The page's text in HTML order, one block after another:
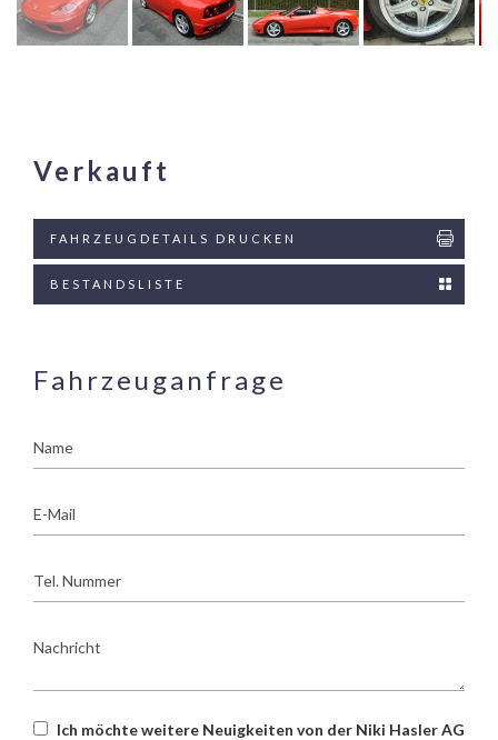
Verkauft
FAHRZEUGDETAILS DRUCKEN
BESTANDSLISTE
Fahrzeuganfrage
Mail
Nummer
Ich möchte weitere Neuigkeiten von der Niki Hasler AG